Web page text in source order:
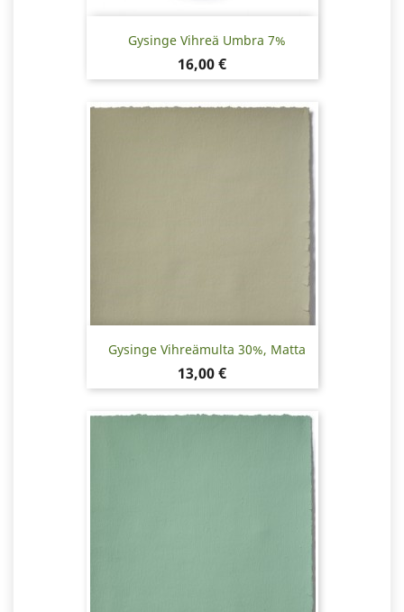
Gysinge Vihreä Umbra 7%
Hinta
16,00 €
Gysinge Vihreämulta 30%, Matta
Hinta
13,00 €